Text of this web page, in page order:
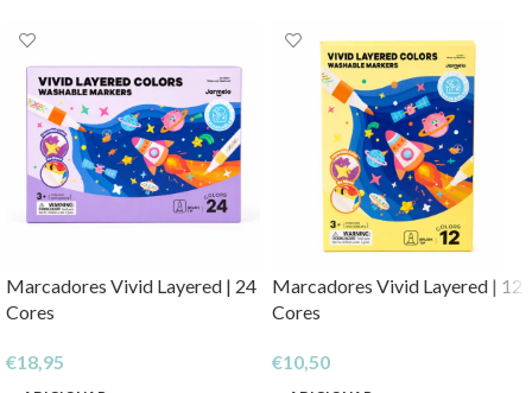
Marcadores Vivid Layered | 24
Cores
€18,95
Marcadores Vivid Layered | 12
Cores
€10,50